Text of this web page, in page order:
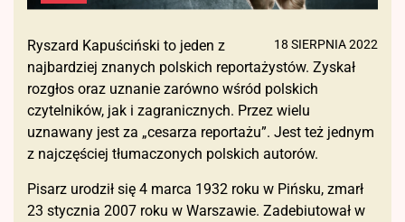
18 SIERPNIA 2022
Ryszard Kapuściński to jeden z
najbardziej znanych polskich reportażystów. Zyskał
rozgłos oraz uznanie zarówno wśród polskich
czytelników, jak i zagranicznych. Przez wielu
uznawany jest za „cesarza reportażu”. Jest też jednym
z najczęściej tłumaczonych polskich autorów.
Pisarz urodził się 4 marca 1932 roku w Pińsku, zmarł
23 stycznia 2007 roku w Warszawie. Zadebiutował w